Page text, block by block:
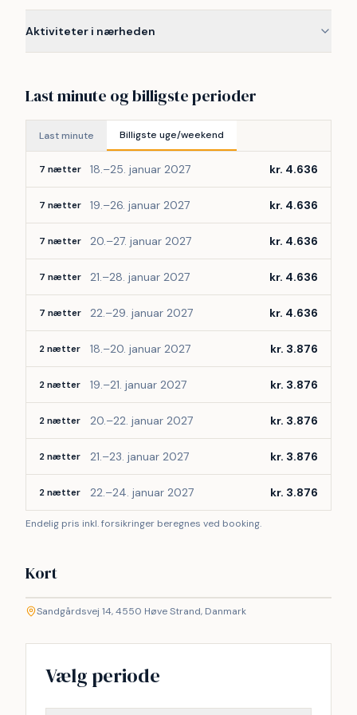
Aktiviteter i nærheden
Last minute og billigste perioder
Last minute Billigste uge/weekend
7 nætter 18.–25. januar 2027 kr. 4.636
7 nætter 19.–26. januar 2027 kr. 4.636
7 nætter 20.–27. januar 2027 kr. 4.636
7 nætter 21.–28. januar 2027 kr. 4.636
7 nætter 22.–29. januar 2027 kr. 4.636
2 nætter 18.–20. januar 2027 kr. 3.876
2 nætter 19.–21. januar 2027 kr. 3.876
2 nætter 20.–22. januar 2027 kr. 3.876
2 nætter 21.–23. januar 2027 kr. 3.876
2 nætter 22.–24. januar 2027 kr. 3.876
Endelig pris inkl. forsikringer beregnes ved booking.
Kort
+
−
Sandgårdsvej 14, 4550 Høve Strand, Danmark
Vælg periode